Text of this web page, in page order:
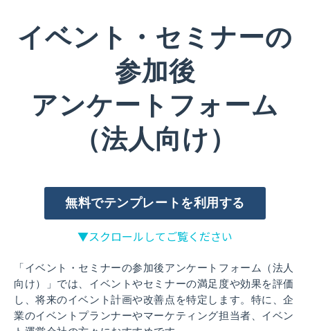
イベント・セミナーの
参加後
アンケートフォーム
（法人向け）
無料でテンプレートを利用する
▼スクロールしてご覧ください
「イベント・セミナーの参加後アンケートフォーム（法人
向け）」では、イベントやセミナーの満足度や効果を評価
し、将来のイベント計画や改善点を特定します。特に、企
業のイベントプランナーやマーケティング担当者、イベン